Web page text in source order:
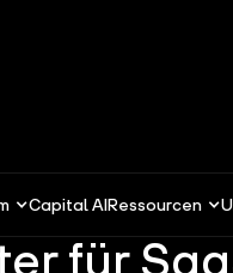
Capital AIRessourcen
für